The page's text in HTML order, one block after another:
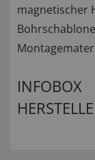
magnetischer
INFOBOX